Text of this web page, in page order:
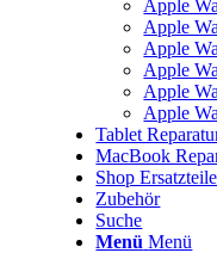
Apple
Apple
Apple
Apple
Apple
Apple
Tablet
MacBook
Shop Ersatzteile
Zubehör
Suche
Menü Menü